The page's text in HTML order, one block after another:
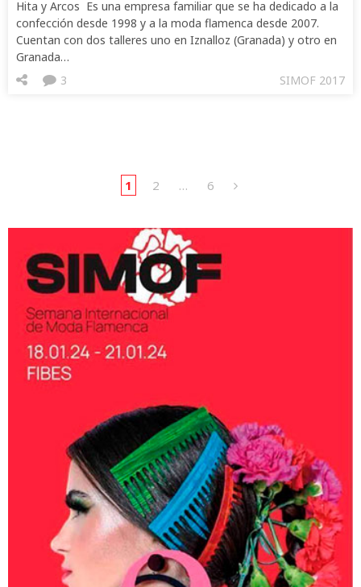
Hita y Arcos Es una empresa familiar que se ha dedicado a la
confección desde 1998 y a la moda flamenca desde 2007.
Cuentan con dos talleres uno en Iznalloz (Granada) y otro en
Granada…
SIMOF 2017
3
1 2 … 6